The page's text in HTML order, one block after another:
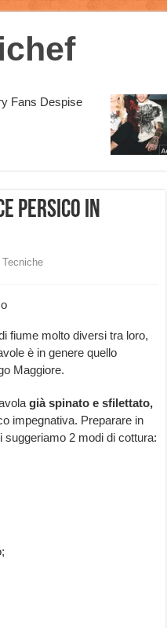
Persico in
Tecniche
fiume molto diversi tra loro,
è in genere quello
Maggiore.
già spinato e sfilettato,
impegnativa. Preparare in
2 modi di cottura: